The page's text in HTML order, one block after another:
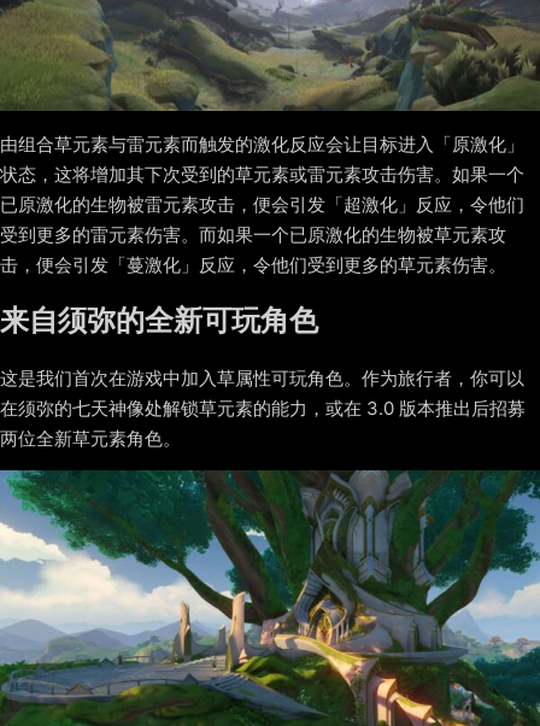
由组合草元素与雷元素而触发的激化反应会让目标进入「原激化」
状态，这将增加其下次受到的草元素或雷元素攻击伤害。如果一个
已原激化的生物被雷元素攻击，便会引发「超激化」反应，令他们
受到更多的雷元素伤害。而如果一个已原激化的生物被草元素攻
击，便会引发「蔓激化」反应，令他们受到更多的草元素伤害。
来自须弥的全新可玩角色
这是我们首次在游戏中加入草属性可玩角色。作为旅行者，你可以
在须弥的七天神像处解锁草元素的能力，或在 3.0 版本推出后招募
两位全新草元素角色。